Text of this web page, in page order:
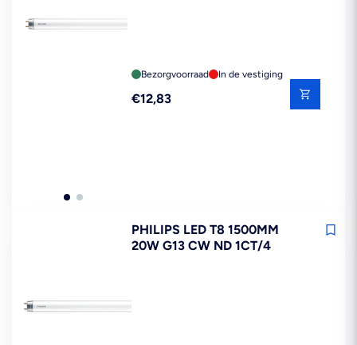
Bezorgvoorraad In de vestiging
Reguliere
€12,83
PHILIPS LED T8 1500MM
20W G13 CW ND 1CT/4